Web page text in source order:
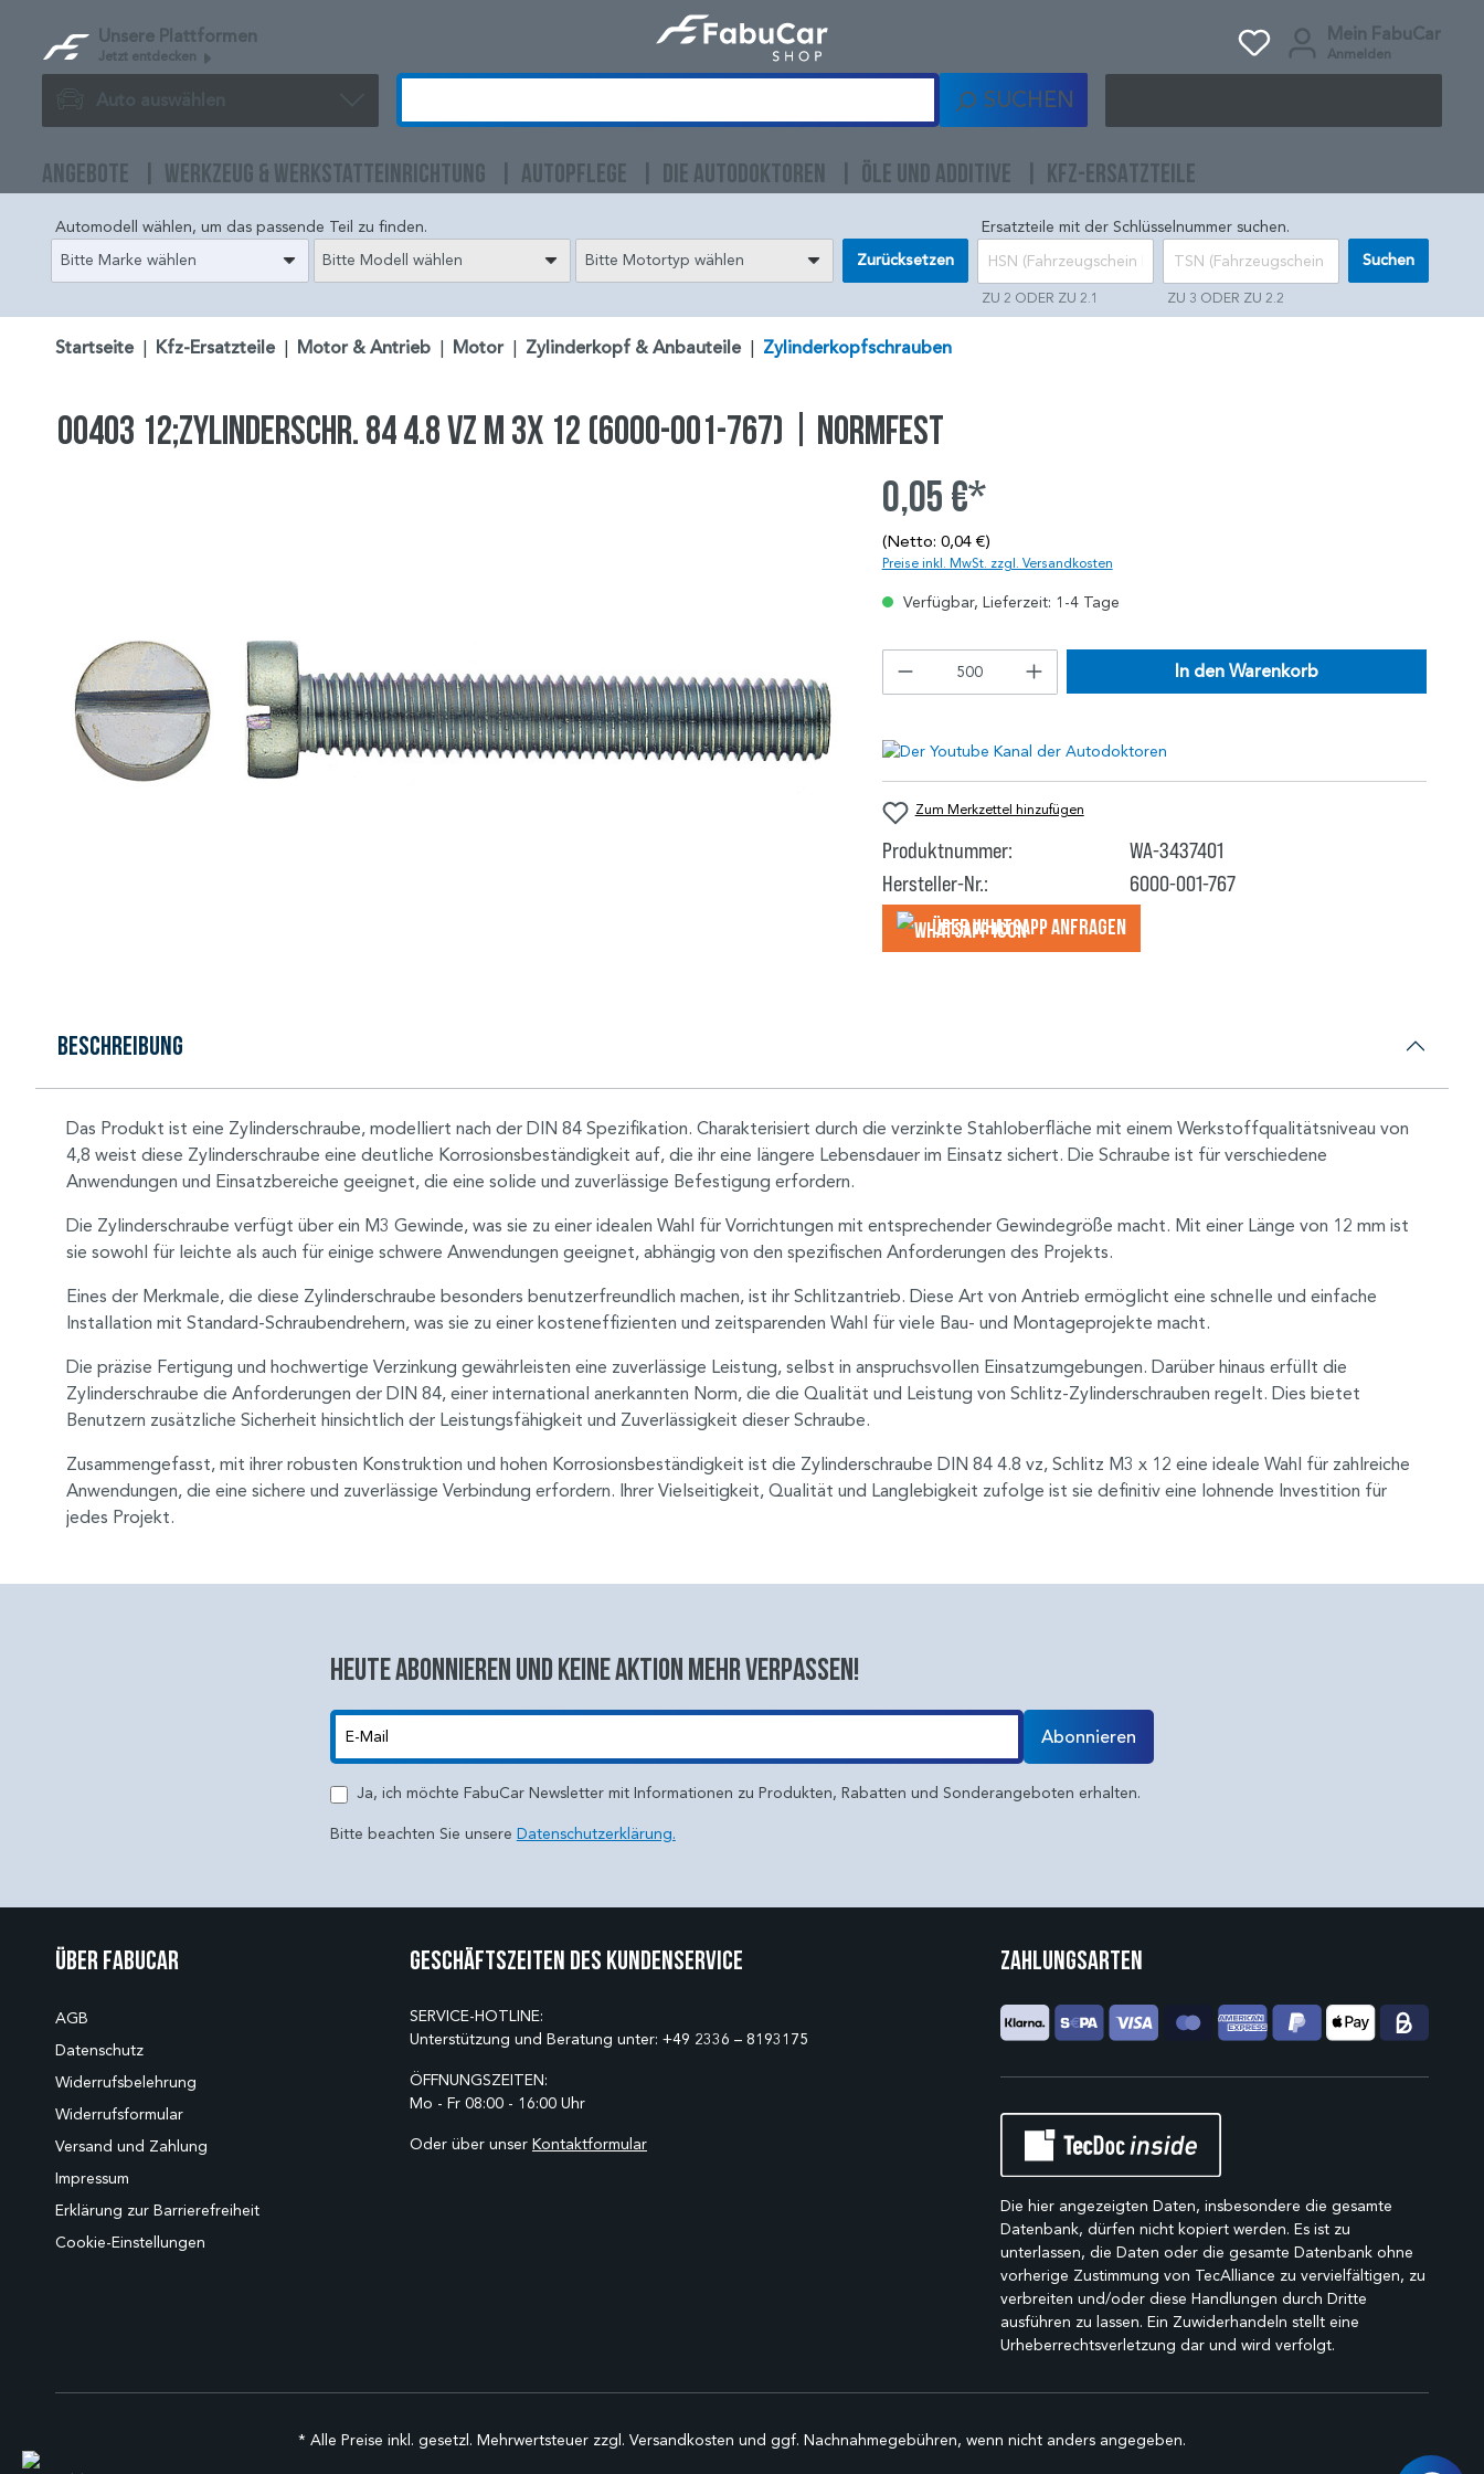
Unsere Plattformen
Jetzt entdecken
Mein FabuCar
Anmelden
Auto auswählen SUCHEN
ANGEBOTE WERKZEUG & WERKSTATTEINRICHTUNG AUTOPFLEGE DIE AUTODOKTOREN ÖLE UND ADDITIVE KFZ-ERSATZTEILE
Automodell wählen, um das passende Teil zu finden.
Bitte Marke wählen
Bitte Modell wählen Bitte Motortyp wählen Zurücksetzen
Ersatzteile mit der Schlüsselnummer suchen.
ZU 2 ODER ZU 2.1 ZU 3 ODER ZU 2.2
Suchen
Startseite Kfz-Ersatzteile Motor & Antrieb Motor Zylinderkopf & Anbauteile Zylinderkopfschrauben
00403 12;ZYLINDERSCHR. 84 4.8 VZ M 3X 12 (6000-001-767) | NORMFEST
0,05 €*
(Netto: 0,04 €)
Preise inkl. MwSt. zzgl. Versandkosten
Verfügbar, Lieferzeit: 1-4 Tage
In den Warenkorb
Zum Merkzettel hinzufügen
Produktnummer:
WA-3437401
Hersteller-Nr.:
6000-001-767
Über WhatsApp anfragеn
Beschreibung
Das Produkt ist eine Zylinderschraube, modelliert nach der DIN 84 Spezifikation. Charakterisiert durch die verzinkte Stahloberfläche mit einem Werkstoffqualitätsniveau von
4,8 weist diese Zylinderschraube eine deutliche Korrosionsbeständigkeit auf, die ihr eine längere Lebensdauer im Einsatz sichert. Die Schraube ist für verschiedene
Anwendungen und Einsatzbereiche geeignet, die eine solide und zuverlässige Befestigung erfordern.
Die Zylinderschraube verfügt über ein M3 Gewinde, was sie zu einer idealen Wahl für Vorrichtungen mit entsprechender Gewindegröße macht. Mit einer Länge von 12 mm ist
sie sowohl für leichte als auch für einige schwere Anwendungen geeignet, abhängig von den spezifischen Anforderungen des Projekts.
Eines der Merkmale, die diese Zylinderschraube besonders benutzerfreundlich machen, ist ihr Schlitzantrieb. Diese Art von Antrieb ermöglicht eine schnelle und einfache
Installation mit Standard-Schraubendrehern, was sie zu einer kosteneffizienten und zeitsparenden Wahl für viele Bau- und Montageprojekte macht.
Die präzise Fertigung und hochwertige Verzinkung gewährleisten eine zuverlässige Leistung, selbst in anspruchsvollen Einsatzumgebungen. Darüber hinaus erfüllt die
Zylinderschraube die Anforderungen der DIN 84, einer international anerkannten Norm, die die Qualität und Leistung von Schlitz-Zylinderschrauben regelt. Dies bietet
Benutzern zusätzliche Sicherheit hinsichtlich der Leistungsfähigkeit und Zuverlässigkeit dieser Schraube.
Zusammengefasst, mit ihrer robusten Konstruktion und hohen Korrosionsbeständigkeit ist die Zylinderschraube DIN 84 4.8 vz, Schlitz M3 x 12 eine ideale Wahl für zahlreiche
Anwendungen, die eine sichere und zuverlässige Verbindung erfordern. Ihrer Vielseitigkeit, Qualität und Langlebigkeit zufolge ist sie definitiv eine lohnende Investition für
jedes Projekt.
Heute abonnieren und keine aktion mehr verpassen!
Abonnieren
Ja, ich möchte FabuCar Newsletter mit Informationen zu Produkten, Rabatten und Sonderangeboten erhalten.
Bitte beachten Sie unsere Datenschutzerklärung.
Über Fabucar
AGB
Datenschutz
Widerrufsbelehrung
Widerrufsformular
Versand und Zahlung
Impressum
Erklärung zur Barrierefreiheit
Cookie-Einstellungen
Geschäftszeiten des Kundenservice
SERVICE-HOTLINE:
Unterstützung und Beratung unter: +49 2336 – 8193175
ÖFFNUNGSZEITEN:
Mo - Fr 08:00 - 16:00 Uhr
Oder über unser Kontaktformular
Zahlungsarten
Die hier angezeigten Daten, insbesondere die gesamte
Datenbank, dürfen nicht kopiert werden. Es ist zu
unterlassen, die Daten oder die gesamte Datenbank ohne
vorherige Zustimmung von TecAlliance zu vervielfältigen, zu
verbreiten und/oder diese Handlungen durch Dritte
ausführen zu lassen. Ein Zuwiderhandeln stellt eine
Urheberrechtsverletzung dar und wird verfolgt.
* Alle Preise inkl. gesetzl. Mehrwertsteuer zzgl. Versandkosten und ggf. Nachnahmegebühren, wenn nicht anders angegeben.